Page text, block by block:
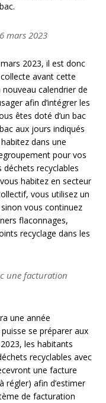
mars 2023
2023, il est donc
avant cette
calendrier de
afin d’intégrer les
êtes doté d’un bac
aux jours indiqués
dans une
pour vos
recyclables
habitez en secteur
vous utilisez un
vous continuez
flaconnages,
recyclage dans les
une facturation
une année
se préparer aux
les habitants
recyclables avec
une facture
régler) afin d’estimer
de facturation